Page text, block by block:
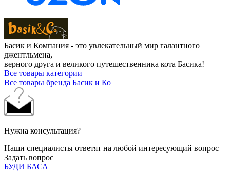
Басик и Компания - это увлекательный мир галантного
джентльмена,
верного друга и великого путешественника кота Басика!
Все товары категории
Все товары бренда Басик и Ко
Нужна консультация?
Наши специалисты ответят на любой интересующий вопрос
Задать вопрос
БУДИ БАСА